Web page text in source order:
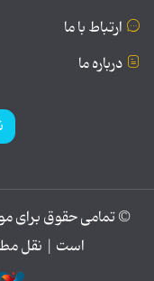
ارتباط با ما
درباره ما
© تمامی حقوق برای
است | نقل